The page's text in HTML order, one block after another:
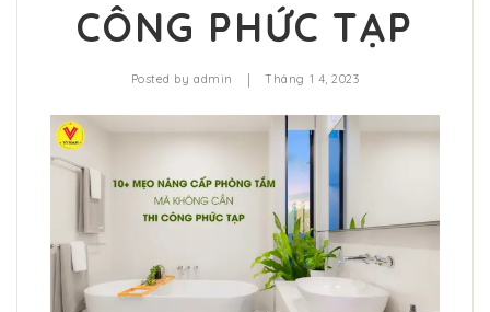
CÔNG PHỨC TẠP
Posted byadmin | Tháng 1 4, 2023